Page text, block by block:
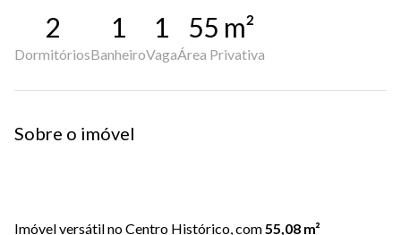
2
Dormitórios
1
Banheiro
1
Vaga
55 m²
Área Privativa
Sobre o imóvel
Imóvel versátil no Centro Histórico, com55,08 m²